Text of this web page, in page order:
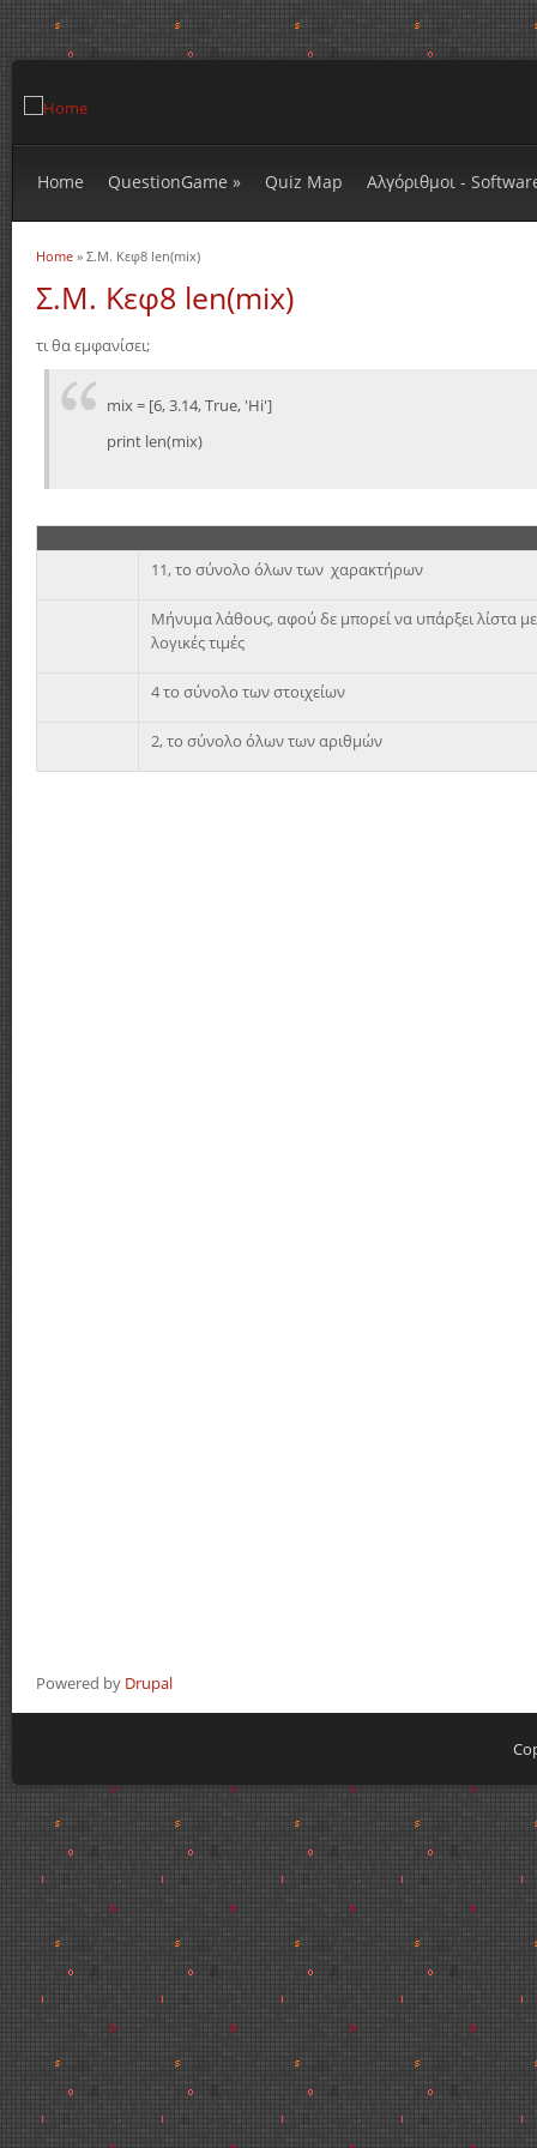
Home QuestionGame » Quiz Map Αλγόριθμοι -
You are here
Home » Σ.Μ. Κεφ8 len(mix)
Σ.Μ. Κεφ8 len(mix)
τι θα εμφανίσει;
mix = [6, 3.14, True, 'Hi']
print len(mix)
11, το σύνολο όλων των χαρακτήρων
Μήνυμα λάθους, αφού δε μπορεί να υπάρξει λίστα
λογικές τιμές
4 το σύνολο των στοιχείων
2, το σύνολο όλων των αριθμών
Powered by Drupal